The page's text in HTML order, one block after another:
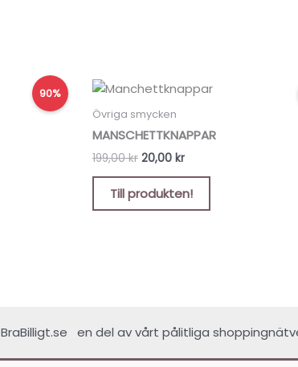
90%
Övriga smycken
MANSCHETTKNAPPAR
199,00kr
Det
ursprungliga
priset
199,00 kr.
20,00 kr
Det
nuvarande
20,00 kr.
Till produkten!
BraBilligt.se en del av vårt pålitliga